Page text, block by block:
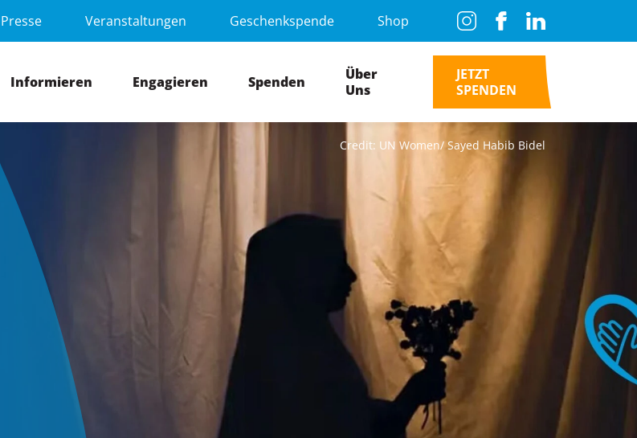
Presse Veranstaltungen Geschenkspende Shop
Informieren Engagieren Spenden
Über
Uns
JETZT
SPENDEN
Credit: UN Women/ Sayed Habib Bidel